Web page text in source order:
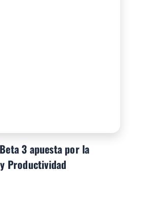
3 apuesta por la
Productividad